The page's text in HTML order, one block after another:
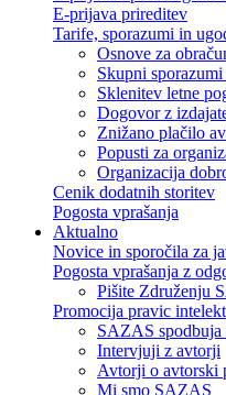
E-prijava prireditev
Tarife, sporazumi in
Osnove za
Skupni
Sklenitev letne
Dogovor z
Znižano plačilo
Popusti za
Organizacija
Cenik dodatnih storitev
Pogosta vprašanja
Aktualno
Novice in sporočila za
Pogosta vprašanja z
Pišite Združenju
Promocija pravic
SAZAS spodbuja
Intervjuji z avtorji
Avtorji o avtorski
Mi smo SAZAS